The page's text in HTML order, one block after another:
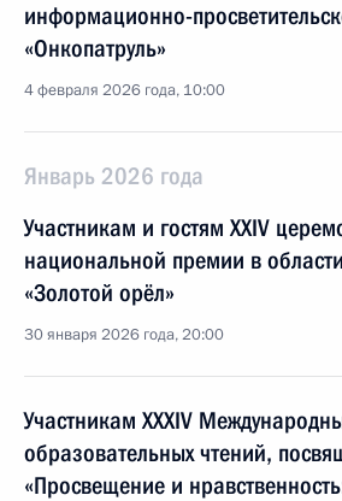
информационно-
«Онкопатруль»
4 февраля 2026 года, 10:00
Январь 2026 года
Участникам и гостям XXIV
национальной премии в
«Золотой орёл»
30 января 2026 года, 20:00
Участникам XXXIV
образовательных чтений,
«Просвещение и